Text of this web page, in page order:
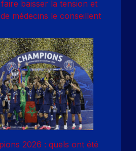
baisser la tension et
médecins le conseillent
2026 : quels ont été